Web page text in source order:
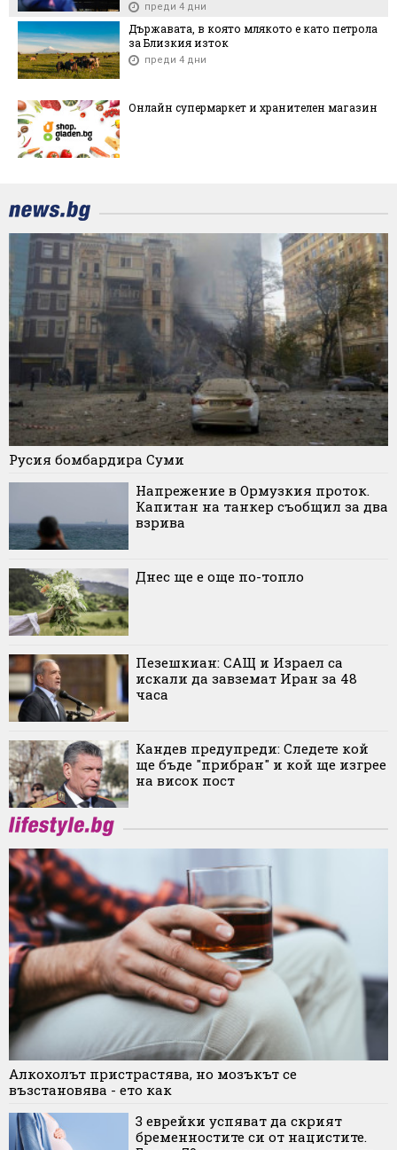
преди 4 дни
Държавата, в която млякото е като петрола
за Близкия изток
преди 4 дни
Онлайн супермаркет и хранителен магазин
Русия бомбардира Суми
Напрежение в Ормузкия проток.
Капитан на танкер съобщил за два
взрива
Днес ще е още по-топло
Пезешкиан: САЩ и Израел са
искали да завземат Иран за 48
часа
Кандев предупреди: Следете кой
ще бъде "прибран" и кой ще изгрее
на висок пост
Алкохолът пристрастява, но мозъкът се
възстановява - ето как
3 еврейки успяват да скрият
бременностите си от нацистите.